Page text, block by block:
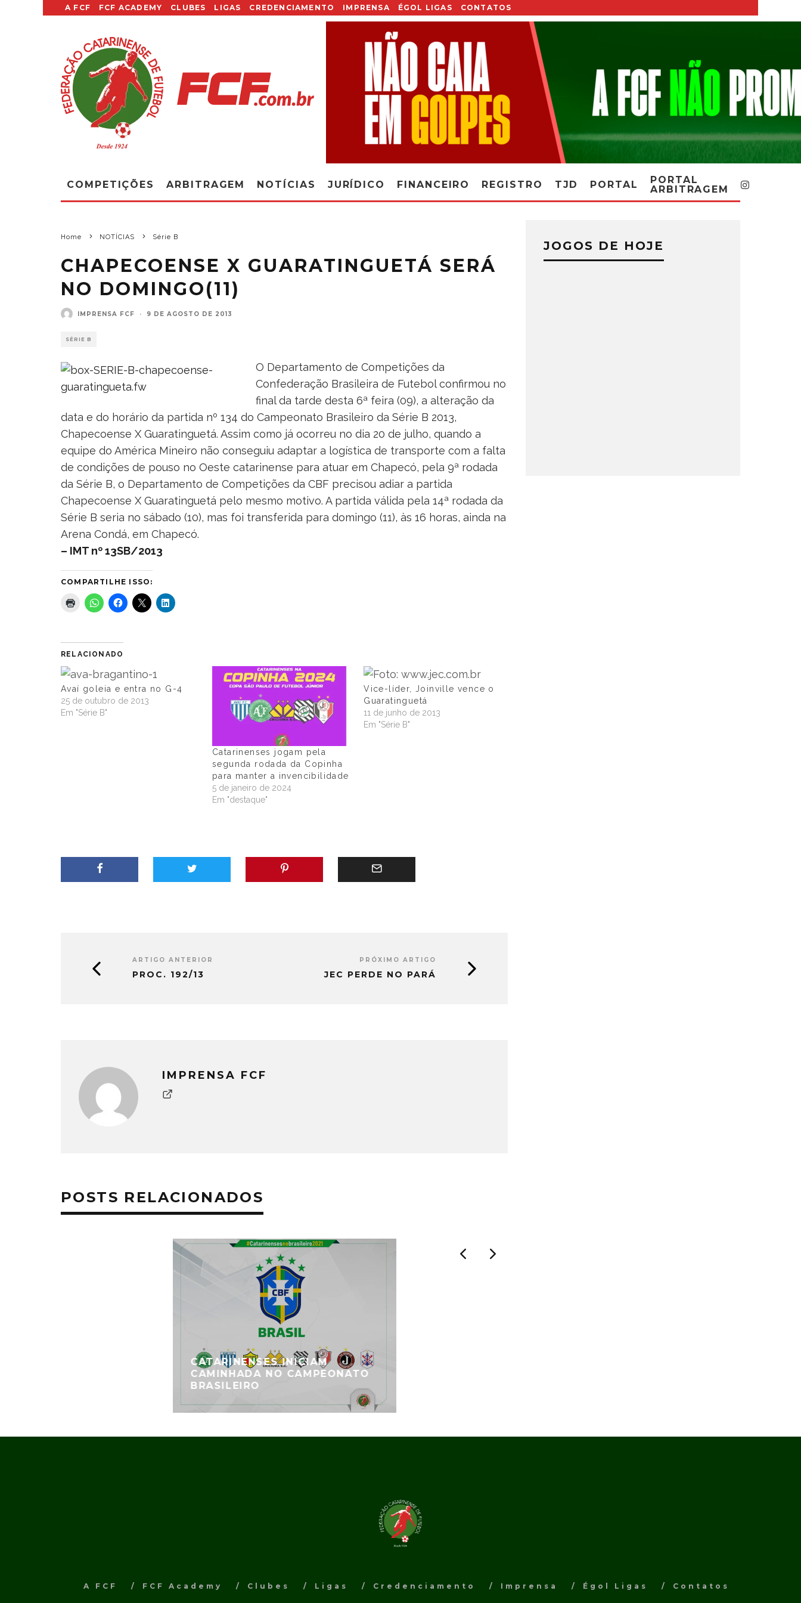
A FCF FCF ACADEMY CLUBES LIGAS CREDENCIAMENTO IMPRENSA ÉGOL LIGAS CONTATOS
COMPETIÇÕES ARBITRAGEM NOTÍCIAS JURÍDICO FINANCEIRO REGISTRO TJD PORTAL
PORTAL
ARBITRAGEM
Home NOTÍCIAS Série B
CHAPECOENSE X GUARATINGUETÁ SERÁ
NO DOMINGO(11)
IMPRENSA FCF · 9 DE AGOSTO DE 2013
SÉRIE B
O Departamento de Competições da
Confederação Brasileira de Futebol confirmou no
final da tarde desta 6ª feira (09), a alteração da
data e do horário da partida nº 134 do Campeonato Brasileiro da Série B 2013,
Chapecoense X Guaratinguetá. Assim como já ocorreu no dia 20 de julho, quando a
equipe do América Mineiro não conseguiu adaptar a logística de transporte com a falta
de condições de pouso no Oeste catarinense para atuar em Chapecó, pela 9ª rodada
da Série B, o Departamento de Competições da CBF precisou adiar a partida
Chapecoense X Guaratinguetá pelo mesmo motivo. A partida válida pela 14ª rodada da
Série B seria no sábado (10), mas foi transferida para domingo (11), às 16 horas, ainda na
Arena Condá, em Chapecó.
– IMT nº 13SB/2013
COMPARTILHE ISSO:
RELACIONADO
Avaí goleia e entra no G-4
25 de outubro de 2013
Em "Série B"
Catarinenses jogam pela
segunda rodada da Copinha
para manter a invencibilidade
5 de janeiro de 2024
Em "destaque"
Vice-líder, Joinville vence o
Guaratinguetá
11 de junho de 2013
Em "Série B"
ARTIGO ANTERIOR
PROC. 192/13
PRÓXIMO ARTIGO
JEC PERDE NO PARÁ
IMPRENSA FCF
POSTS RELACIONADOS
CATARINENSES INICIAM
CAMINHADA NO CAMPEONATO
BRASILEIRO
JOGOS DE HOJE
A FCF FCF Academy Clubes Ligas Credenciamento Imprensa Égol Ligas Contatos